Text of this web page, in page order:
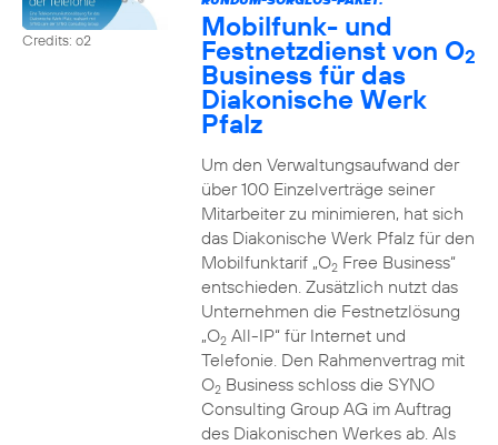
Credits: o2 Mobilfunk- und
Festnetzdienst von O2
Business für das
Diakonische Werk
Pfalz
Um den Verwaltungsaufwand der
über 100 Einzelverträge seiner
Mitarbeiter zu minimieren, hat sich
das Diakonische Werk Pfalz für den
Mobilfunktarif „O2Free Business“
entschieden. Zusätzlich nutzt das
Unternehmen die Festnetzlösung
„O2All-IP“ für Internet und
Telefonie. Den Rahmenvertrag mit
O2Business schloss die SYNO
Consulting Group AG im Auftrag
des Diakonischen Werkes ab. Als